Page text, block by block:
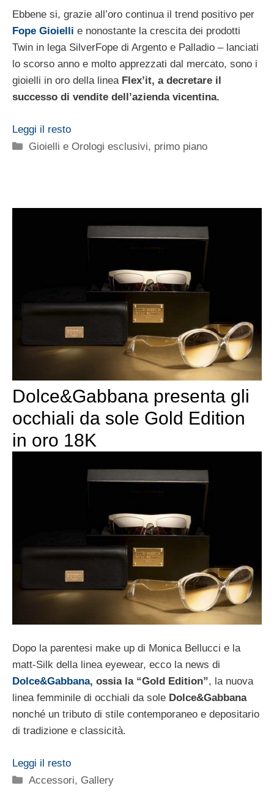
Ebbene si, grazie all’oro continua il trend positivo per
Fope Gioielli e nonostante la crescita dei prodotti
Twin in lega SilverFope di Argento e Palladio – lanciati
lo scorso anno e molto apprezzati dal mercato, sono i
gioielli in oro della linea Flex’it, a decretare il
successo di vendite dell’azienda vicentina.
Leggi il resto
Categorie
Gioielli e Orologi esclusivi, primo piano
Dolce&Gabbana presenta gli
occhiali da sole Gold Edition
in oro 18K
Dopo la parentesi make up di Monica Bellucci e la
matt-Silk della linea eyewear, ecco la news di
Dolce&Gabbana, ossia la “Gold Edition”, la nuova
linea femminile di occhiali da sole Dolce&Gabbana
nonché un tributo di stile contemporaneo e depositario
di tradizione e classicità.
Leggi il resto
Categorie
Accessori, Gallery